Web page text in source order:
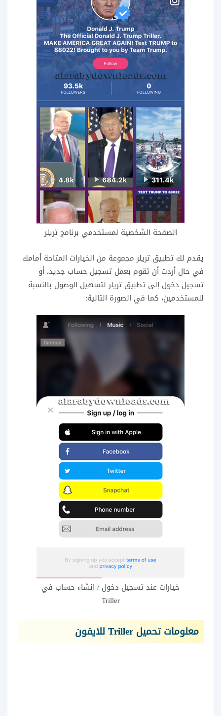
الصفحة الشخصية لمستخدمي برنامج تريلر
يقدم لك تطبيق تريلر مجموعة من الخيارات المتاحة أمامك
في حال أردت أن تقوم بعمل تسجيل حساب جديد، أو
تسجيل دخول إلى تطبيق تريلر لتسهيل الوصول بالنسبة
للمستخدمين، كما في الصورة التالية:
خيارات عند تسجيل دخول / انشاء حساب في
Triller
معلومات تحميل Triller للايفون